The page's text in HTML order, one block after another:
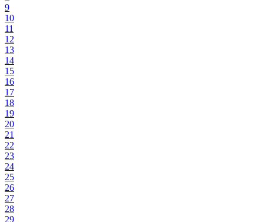
9
10
11
12
13
14
15
16
17
18
19
20
21
22
23
24
25
26
27
28
29